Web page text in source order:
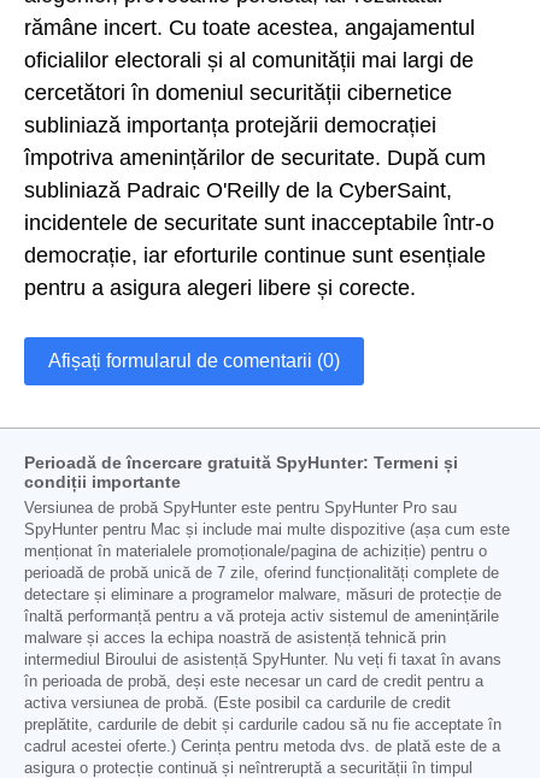
rămâne incert. Cu toate acestea, angajamentul
oficialilor electorali și al comunității mai largi de
cercetători în domeniul securității cibernetice
subliniază importanța protejării democrației
împotriva amenințărilor de securitate. După cum
subliniază Padraic O'Reilly de la CyberSaint,
incidentele de securitate sunt inacceptabile într-o
democrație, iar eforturile continue sunt esențiale
pentru a asigura alegeri libere și corecte.
Afișați formularul de comentarii (0)
Perioadă de încercare gratuită SpyHunter: Termeni și
condiții importante
Versiunea de probă SpyHunter este pentru SpyHunter Pro sau
SpyHunter pentru Mac și include mai multe dispozitive (așa cum este
menționat în materialele promoționale/pagina de achiziție) pentru o
perioadă de probă unică de 7 zile, oferind funcționalități complete de
detectare și eliminare a programelor malware, măsuri de protecție de
înaltă performanță pentru a vă proteja activ sistemul de amenințările
malware și acces la echipa noastră de asistență tehnică prin
intermediul Biroului de asistență SpyHunter. Nu veți fi taxat în avans
în perioada de probă, deși este necesar un card de credit pentru a
activa versiunea de probă. (Este posibil ca cardurile de credit
preplătite, cardurile de debit și cardurile cadou să nu fie acceptate în
cadrul acestei oferte.) Cerința pentru metoda dvs. de plată este de a
asigura o protecție continuă și neîntreruptă a securității în timpul